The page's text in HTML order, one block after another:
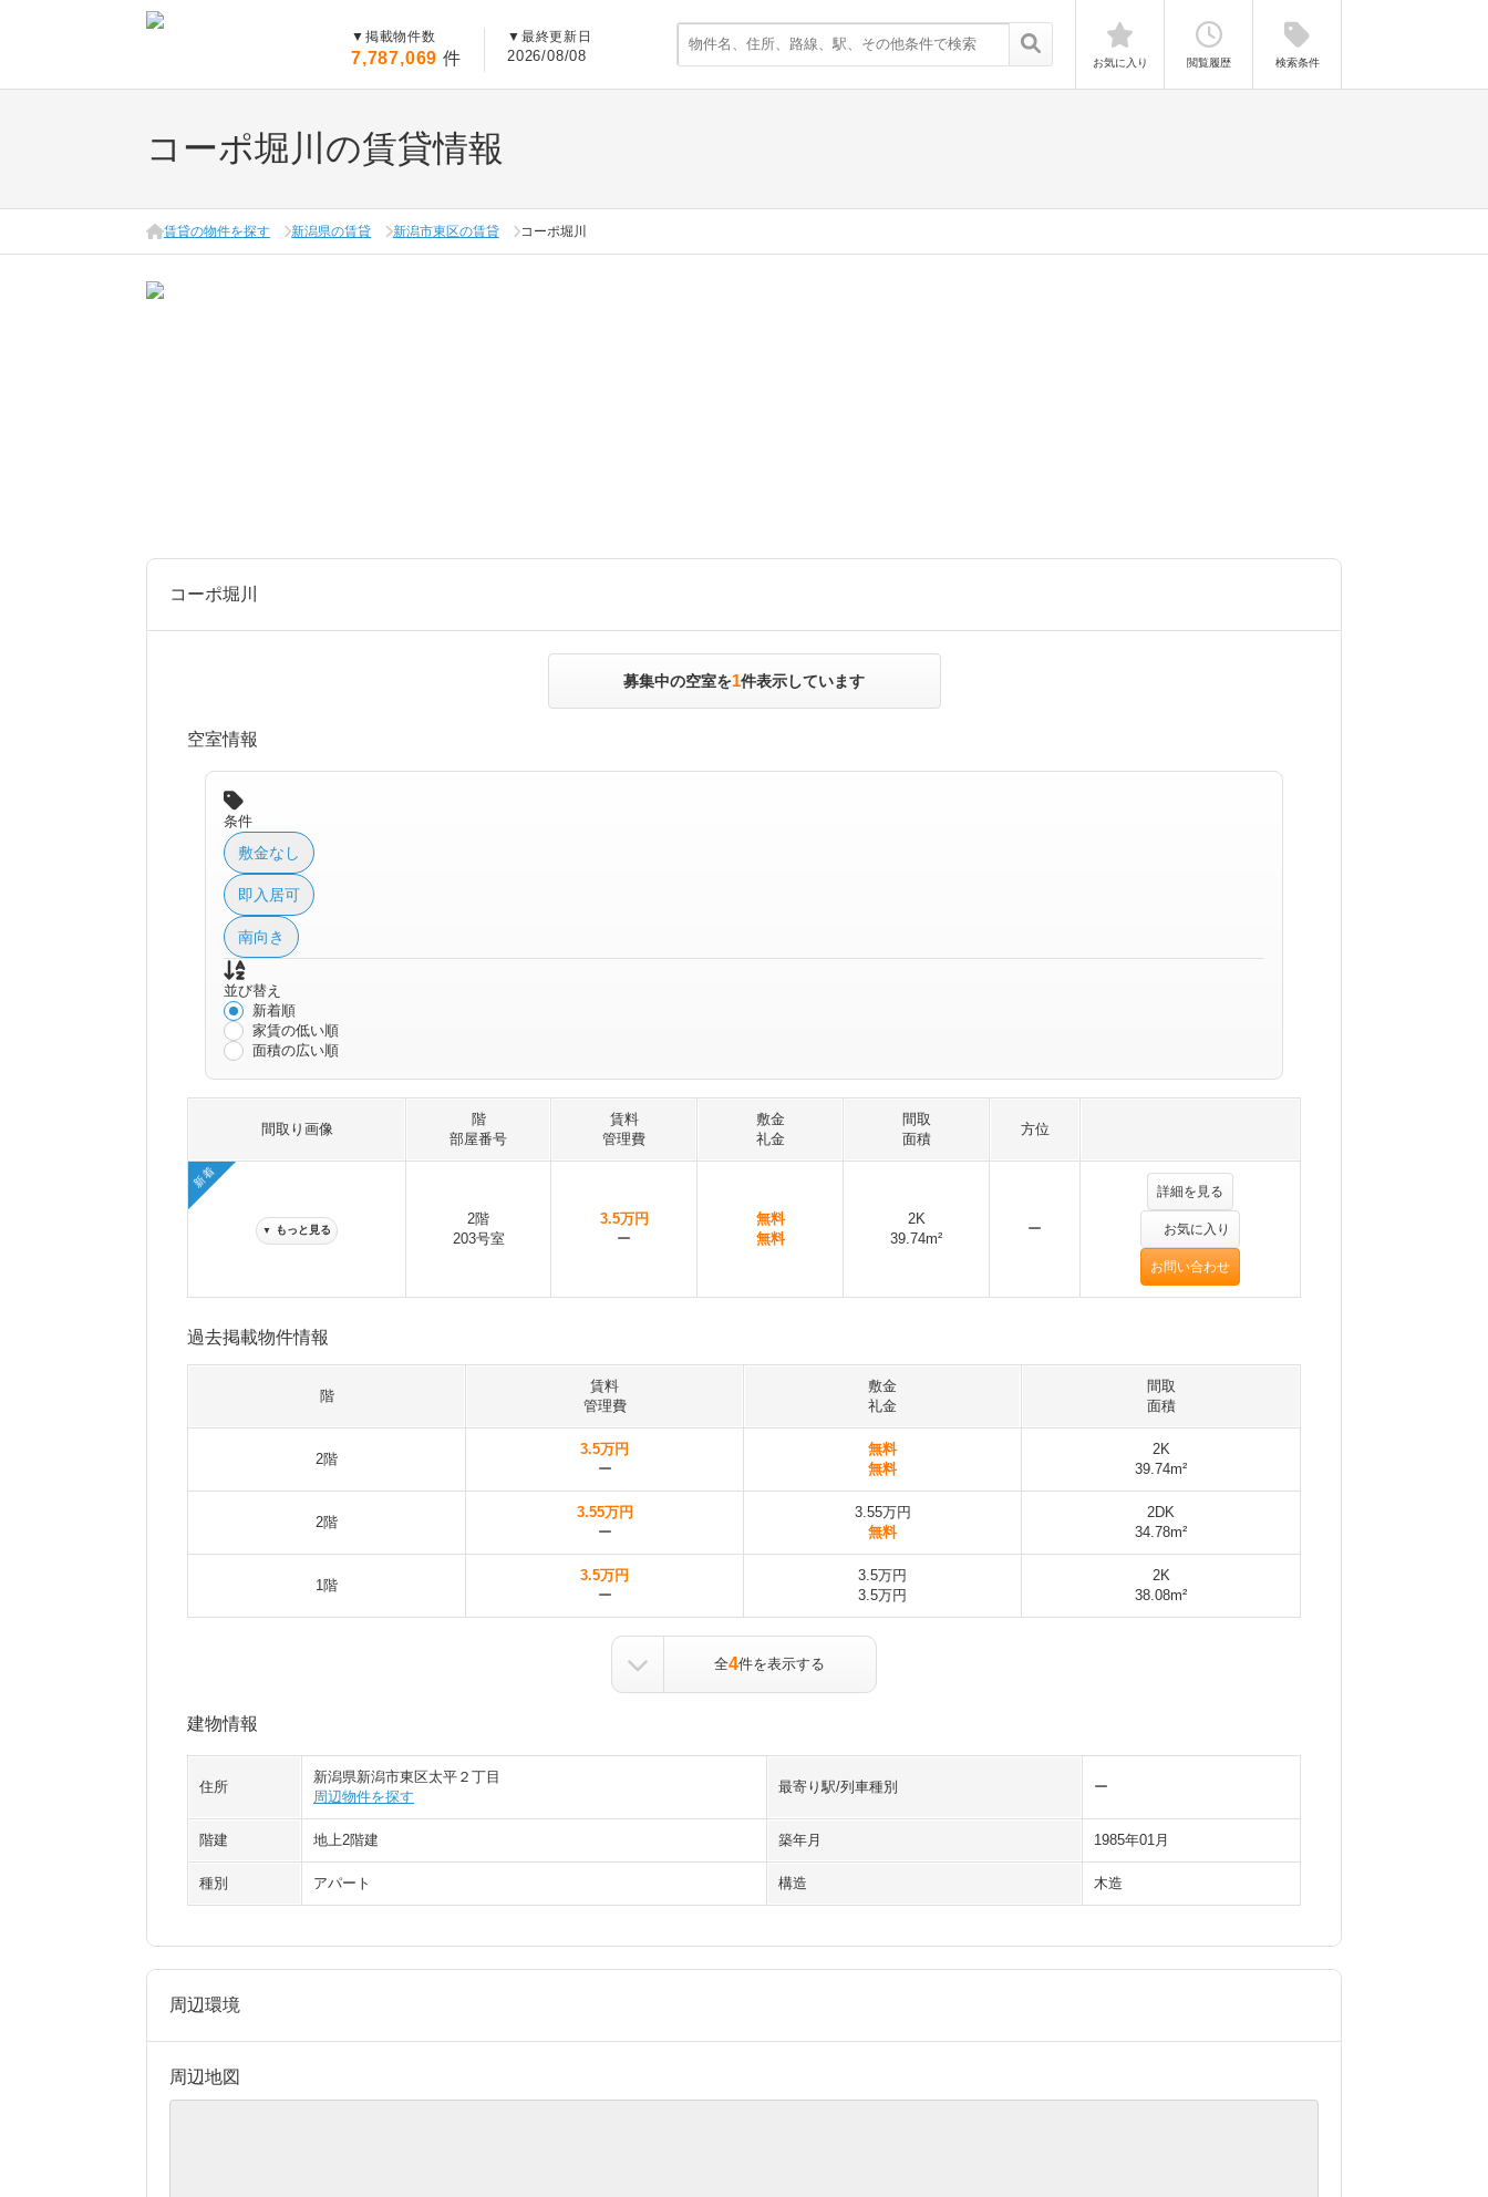
▼ 掲載物件数
7,787,069 件
▼ 最終更新日
2026/08/08 お気に入り 閲覧履歴 検索条件
コーポ堀川の賃貸情報
賃貸の物件を探す 新潟県の賃貸 新潟市東区の賃貸 コーポ堀川
コーポ堀川
募集中の空室を1件表示しています
空室情報
条件
敷金なし
即入居可
南向き
並び替え
新着順
家賃の低い順
面積の広い順
間取り画像
階
部屋番号
賃料
管理費
敷金
礼金
間取
面積
方位
新着
▼ もっと見る
2階
203号室
3.5万円
ー
無料
無料
2K
39.74m²
ー
詳細を見る
お気に入り
お問い合わせ
過去掲載物件情報
階
賃料
管理費
敷金
礼金
間取
面積
2階
3.5万円
ー
無料
無料
2K
39.74m²
2階
3.55万円
ー
3.55万円
無料
2DK
34.78m²
1階
3.5万円
ー
3.5万円
3.5万円
2K
38.08m²
全4件を表示する
建物情報
住所
新潟県新潟市東区太平２丁目
周辺物件を探す
最寄り駅/列車種別 ー
階建 地上2階建 築年月 1985年01月
種別 アパート 構造 木造
周辺環境
周辺地図